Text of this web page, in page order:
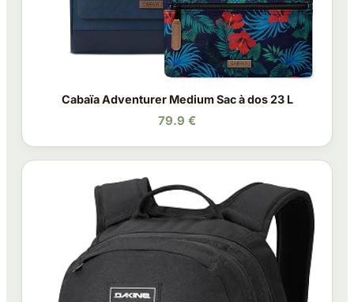
Cabaïa Adventurer Medium Sac à dos 23 L
79.9 €